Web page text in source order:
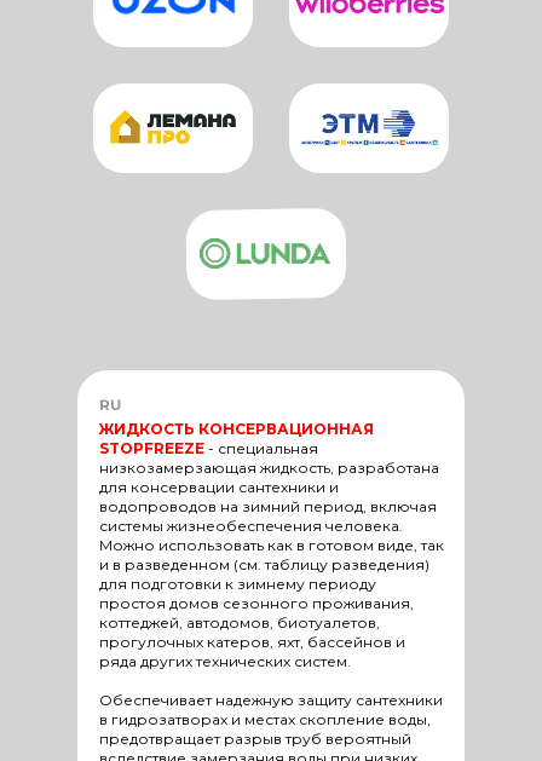
ЖИДКОСТЬ КОНСЕРВАЦИОННАЯ
STOPFREEZE - специальная
низкозамерзающая жидкость, разработана
для консервации сантехники и
водопроводов на зимний период, включая
системы жизнеобеспечения человека.
Можно использовать как в готовом виде, так
и в разведенном (см. таблицу разведения)
для подготовки к зимнему периоду
простоя домов сезонного проживания,
коттеджей, автодомов, биотуалетов,
прогулочных катеров, яхт, бассейнов и
ряда других технических систем.
Обеспечивает надежную защиту сантехники
в гидрозатворах и местах скопление воды,
предотвращает разрыв труб вероятный
RU